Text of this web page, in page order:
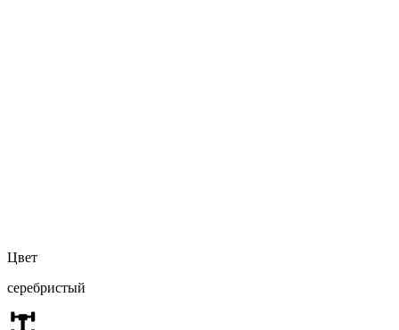
Цвет
серебристый